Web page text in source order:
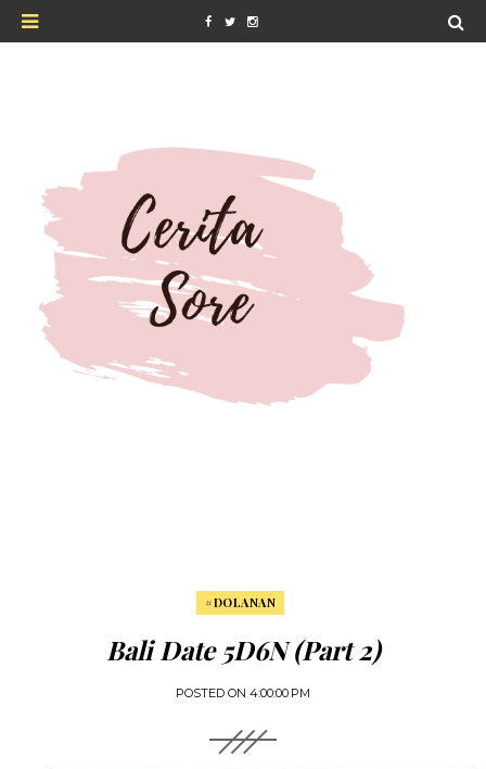
#DOLANAN
Bali Date 5D6N (Part 2)
POSTED ON 4:00:00 PM